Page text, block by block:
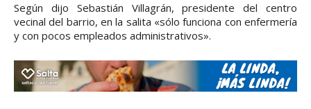
Según dijo Sebastián Villagrán, presidente del centro
vecinal del barrio, en la salita «sólo funciona con enfermería
y con pocos empleados administrativos».